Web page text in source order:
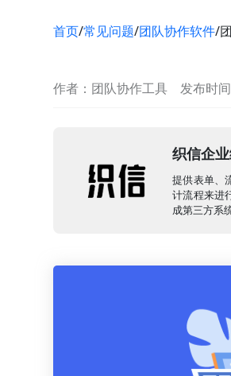
首页/常见问题/团队协作软件/
作者：团队协作工具 发布时
织信企
提供表单、
计流程来进
成第三方系